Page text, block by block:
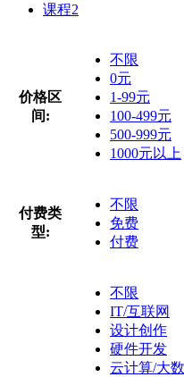
课程2
价格区
间:
不限
0元
1-99元
100-499元
500-999元
1000元以上
付费类
型:
不限
免费
付费
不限
IT/互联网
设计创作
硬件开发
云计算/大